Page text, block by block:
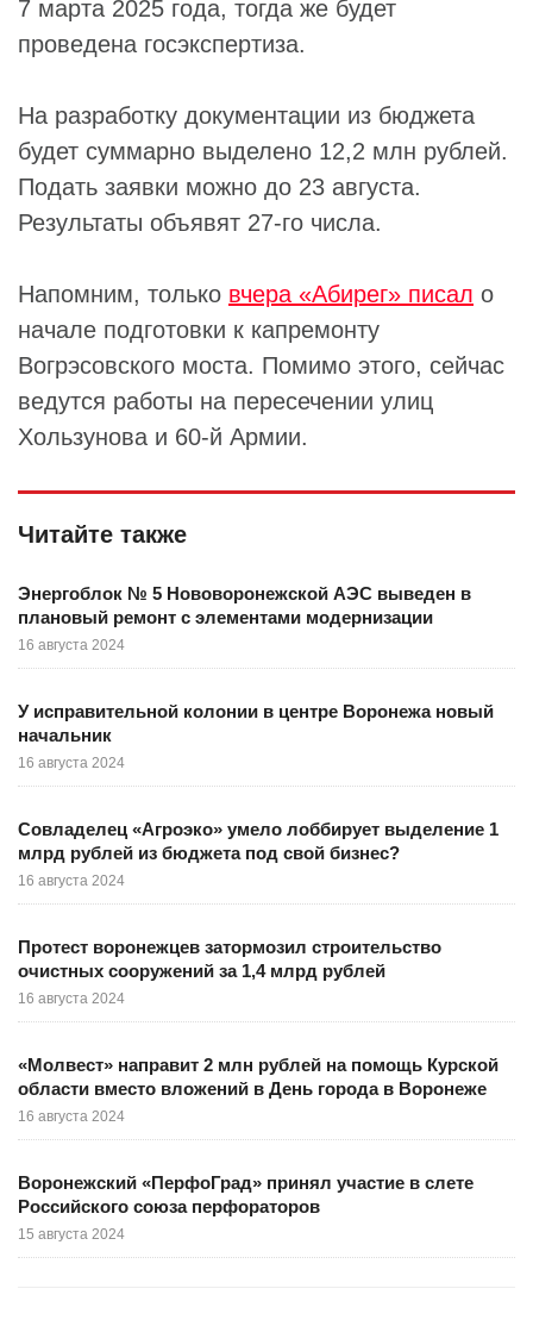
7 марта 2025 года, тогда же будет
проведена госэкспертиза.
На разработку документации из бюджета
будет суммарно выделено 12,2 млн рублей.
Подать заявки можно до 23 августа.
Результаты объявят 27-го числа.
Напомним, только вчера «Абирег» писал о
начале подготовки к капремонту
Вогрэсовского моста. Помимо этого, сейчас
ведутся работы на пересечении улиц
Хользунова и 60-й Армии.
Читайте также
Энергоблок № 5 Нововоронежской АЭС выведен в
плановый ремонт с элементами модернизации
16 августа 2024
У исправительной колонии в центре Воронежа новый
начальник
16 августа 2024
Совладелец «Агроэко» умело лоббирует выделение 1
млрд рублей из бюджета под свой бизнес?
16 августа 2024
Протест воронежцев затормозил строительство
очистных сооружений за 1,4 млрд рублей
16 августа 2024
«Молвест» направит 2 млн рублей на помощь Курской
области вместо вложений в День города в Воронеже
16 августа 2024
Воронежский «ПерфоГрад» принял участие в слете
Российского союза перфораторов
15 августа 2024